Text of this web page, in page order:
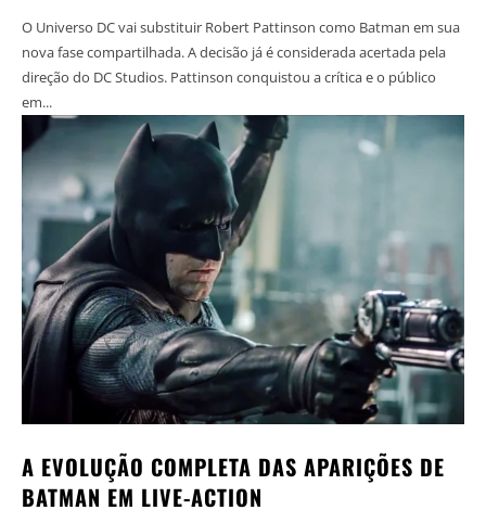
O Universo DC vai substituir Robert Pattinson como Batman em sua
nova fase compartilhada. A decisão já é considerada acertada pela
direção do DC Studios. Pattinson conquistou a crítica e o público
em...
A EVOLUÇÃO COMPLETA DAS APARIÇÕES DE
BATMAN EM LIVE-ACTION